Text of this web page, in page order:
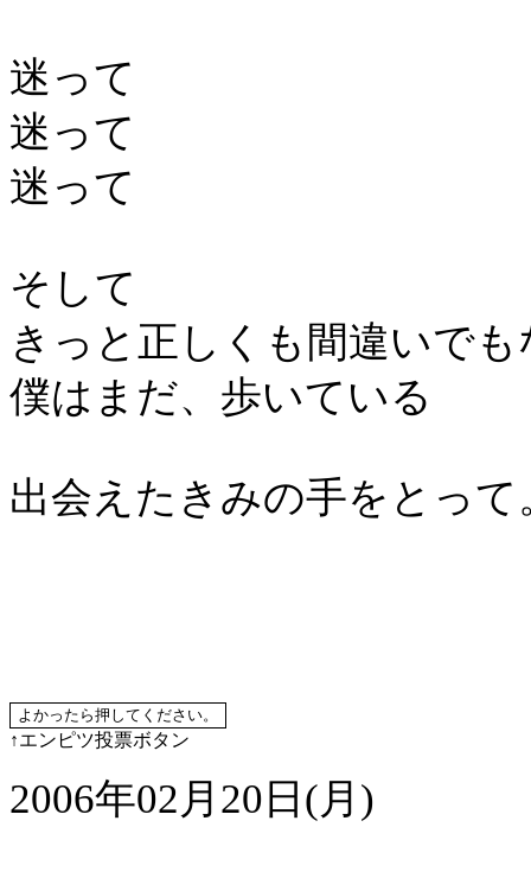
迷って
迷って
迷って
そして
きっと正しくも間違いで
僕はまだ、歩いている
出会えたきみの手をとって
↑エンピツ投票ボタン
2006年02月20日(月)